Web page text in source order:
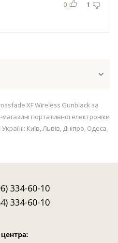
0 1
XF Wireless Gunblack за
портативної електроніки
Київ, Львів, Дніпро, Одеса,
334-60-10
334-60-10
центра: